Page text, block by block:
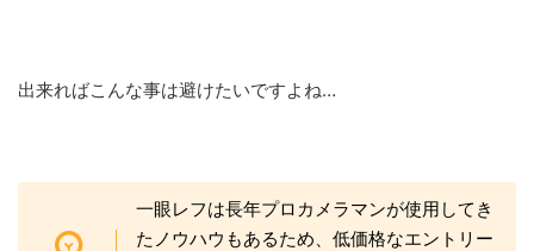
出来ればこんな事は避けたいですよね…
一眼レフは長年プロカメラマンが使用してき
たノウハウもあるため、低価格なエントリー